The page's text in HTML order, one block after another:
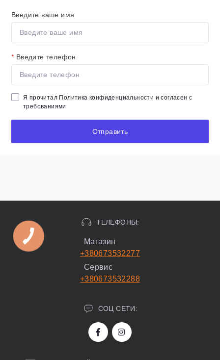
Введите ваше имя
* Введите телефон
Я прочитал Политика конфиденциальности и согласен с
требованиями
Отправить
ТЕЛЕФОНЫ:
Магазин
+380673532277
Сервис
+380673532288
СОЦ СЕТИ: